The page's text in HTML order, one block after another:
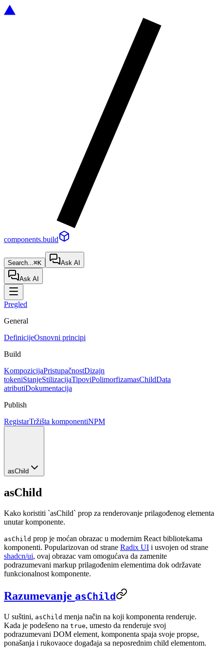
components.build
Search...⌘K Ask AI
Ask AI
Pregled
General
DefinicijeOsnovni principi
Build
KompozicijaPristupačnostDizajn
tokeniStanjeStilizacijaTipoviPolimorfizamasChildData
atributiDokumentacija
Publish
RegistarTržišta komponentiNPM
asChild
asChild
Kako koristiti `asChild` prop za renderovanje prilagođenog elementa
unutar komponente.
asChild prop je moćan obrazac u modernim React bibliotekama
komponenti. Popularizovan od strane Radix UI i usvojen od strane
shadcn/ui, ovaj obrazac vam omogućava da zamenite
podrazumevani markup prilagođenim elementima dok održavate
funkcionalnost komponente.
Razumevanje asChild
U suštini, asChild menja način na koji komponenta renderuje.
Kada je podešeno na true, umesto da renderuje svoj
podrazumevani DOM element, komponenta spaja svoje propse,
ponašanja i rukovaoce događaja sa neposrednim child elementom.